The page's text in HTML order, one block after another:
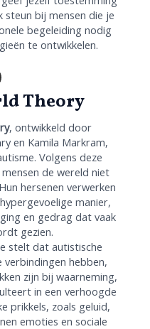
steun bij mensen die je
begeleiding nodig
te ontwikkelen.
Theory
, ontwikkeld door
en Kamila Markram,
Volgens deze
de wereld niet
hersenen verwerken
manier,
en gedrag dat vaak
gezien.
stelt dat autistische
hebben,
zijn bij waarneming,
in een verhoogde
prikkels, zoals geluid,
emoties en sociale